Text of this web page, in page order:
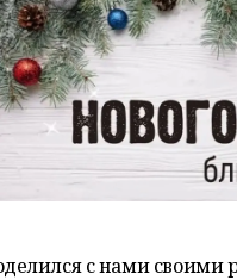
с нами